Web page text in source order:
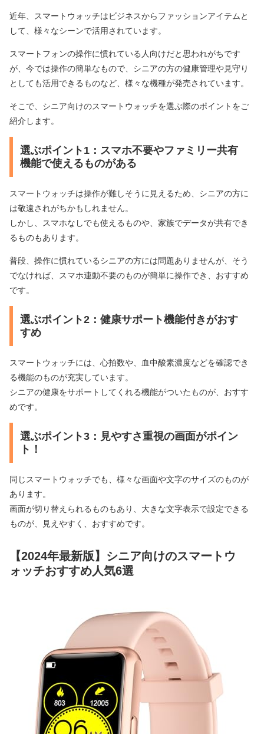
近年、スマートウォッチはビジネスからファッションアイテムと
して、様々なシーンで活用されています。
スマートフォンの操作に慣れている人向けだと思われがちです
が、今では操作の簡単なもので、シニアの方の健康管理や見守り
としても活用できるものなど、様々な機種が発売されています。
そこで、シニア向けのスマートウォッチを選ぶ際のポイントをご
紹介します。
選ぶポイント1：スマホ不要やファミリー共有
機能で使えるものがある
スマートウォッチは操作が難しそうに見えるため、シニアの方に
は敬遠されがちかもしれません。
しかし、スマホなしでも使えるものや、家族でデータが共有でき
るものもあります。
普段、操作に慣れているシニアの方には問題ありませんが、そう
でなければ、スマホ連動不要のものが簡単に操作でき、おすすめ
です。
選ぶポイント2：健康サポート機能付きがおす
すめ
スマートウォッチには、心拍数や、血中酸素濃度などを確認でき
る機能のものが充実しています。
シニアの健康をサポートしてくれる機能がついたものが、おすす
めです。
選ぶポイント3：見やすさ重視の画面がポイン
ト！
同じスマートウォッチでも、様々な画面や文字のサイズのものが
あります。
画面が切り替えられるものもあり、大きな文字表示で設定できる
ものが、見えやすく、おすすめです。
【2024年最新版】シニア向けのスマートウ
ォッチおすすめ人気6選